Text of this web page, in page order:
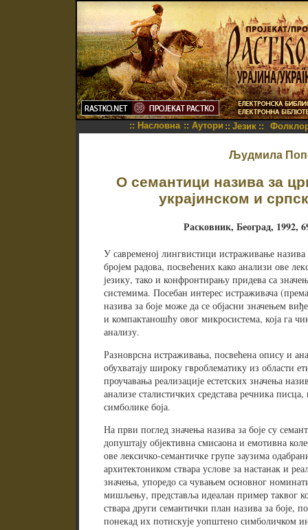
:: Насловна :: Аутори :: Језик ::
Људмила
О семантици назива за
украјинском и
Расковник, Београд, 1992,
У савременој лингвистици истраживање назива
бројем радова, посвећених како анализи ове
језику, тако и конфронтирању придева са
системима. Посебан интерес истраживача
назива за боје може да се објасни значењем
и компактаношћу овог микросистема, која га
анализу.
Разноврсна истраживања, посвећена опису и
обухватају широку гвроблематику из области
проучавања реализације естетских значења
анализе сталистичких средстава речника
симболике боја.
На први поглед значења назива за боје су
допуштају објективна смисаона и емотивна
ове лексичко-семантичке групе заузима
архитектоником ствара услове за настанак и
значења, упоредо са чувањем основног
мишљењу, представља идеалан пример таквог
ствара други семантички план назива за боје,
понекад их потискује уопштено симболичком